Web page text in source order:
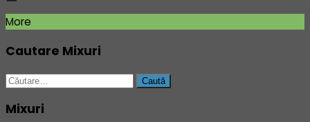
More
Cautare Mixuri
Caută
Mixuri